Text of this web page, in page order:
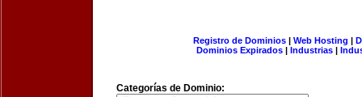
Registro de Dominios| Web Hosting |
Dominios Expirados | Industrias |
Categorías de Dominio: